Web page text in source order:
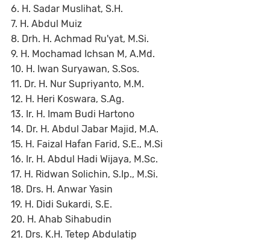
6. H. Sadar Muslihat, S.H.
7. H. Abdul Muiz
8. Drh. H. Achmad Ru'yat, M.Si.
9. H. Mochamad Ichsan M, A.Md.
10. H. Iwan Suryawan, S.Sos.
11. Dr. H. Nur Supriyanto, M.M.
12. H. Heri Koswara, S.Ag.
13. Ir. H. Imam Budi Hartono
14. Dr. H. Abdul Jabar Majid, M.A.
15. H. Faizal Hafan Farid, S.E., M.Si
16. Ir. H. Abdul Hadi Wijaya, M.Sc.
17. H. Ridwan Solichin, S.Ip., M.Si.
18. Drs. H. Anwar Yasin
19. H. Didi Sukardi, S.E.
20. H. Ahab Sihabudin
21. Drs. K.H. Tetep Abdulatip